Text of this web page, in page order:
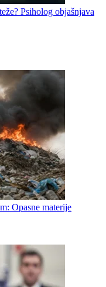
Psiholog objašnjava
Opasne materije